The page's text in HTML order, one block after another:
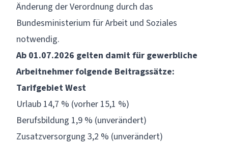
Änderung der Verordnung durch das
Bundesministerium für Arbeit und Soziales
notwendig.
Ab 01.07.2026 gelten damit für gewerbliche
Arbeitnehmer folgende Beitragssätze:
Tarifgebiet West
Urlaub 14,7 % (vorher 15,1 %)
Berufsbildung 1,9 % (unverändert)
Zusatzversorgung 3,2 % (unverändert)